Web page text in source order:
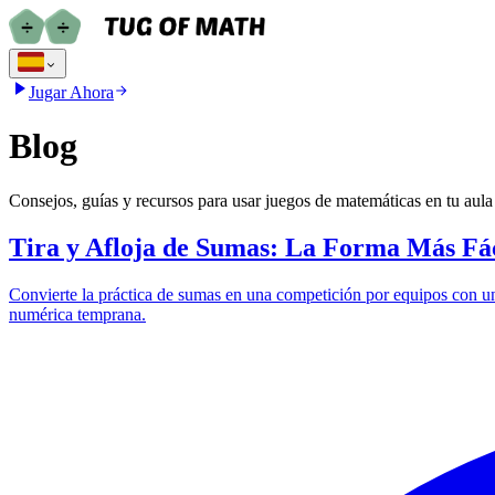
Jugar Ahora
Blog
Consejos, guías y recursos para usar juegos de matemáticas en tu aula
Tira y Afloja de Sumas: La Forma Más
Convierte la práctica de sumas en una competición por equipos con
numérica temprana.